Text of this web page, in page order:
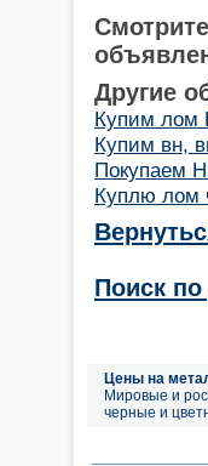
Другие
Купим лом
Купим вн,
Покупаем
Куплю лом
Поиск
Цены на
Мировые и
черные и